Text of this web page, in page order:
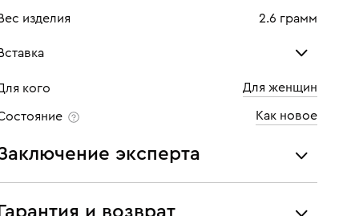
изделия 2.6 грамм
Топаз лондон
Количество 1 шт
кого Для женщин
Как новое
эксперта
украшения проходят экспертизу подлинности и
характеристикам ювелирных изделий,
Гарантия и возврат